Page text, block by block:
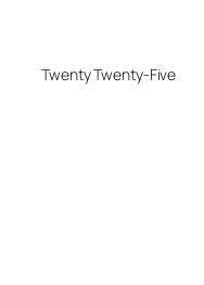
Twenty Twenty-Five